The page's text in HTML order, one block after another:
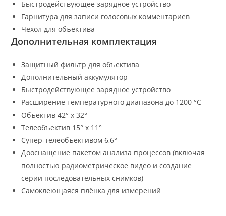
Быстродействующее зарядное устройство
Гарнитура для записи голосовых комментариев
Чехол для объектива
Дополнительная комплектация
Защитный фильтр для объектива
Дополнительный аккумулятор
Быстродействующее зарядное устройство
Расширение температурного диапазона до 1200 °С
Объектив 42° x 32°
Телеобъектив 15° x 11°
Супер-телеобъективом 6,6°
Дооснащение пакетом анализа процессов (включая
полностью радиометрическое видео и создание
серии последовательных снимков)
Самоклеющаяся плёнка для измерений